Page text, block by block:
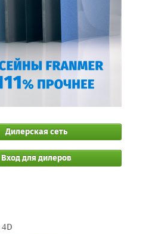
Дилерская сеть
Вход для дилеров
4D